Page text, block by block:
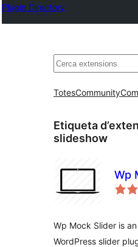
Plugin Directory
Cerca
TotesCommunity
Etiqueta
slideshow
Wp
Wp Mock Slider is
WordPress slider